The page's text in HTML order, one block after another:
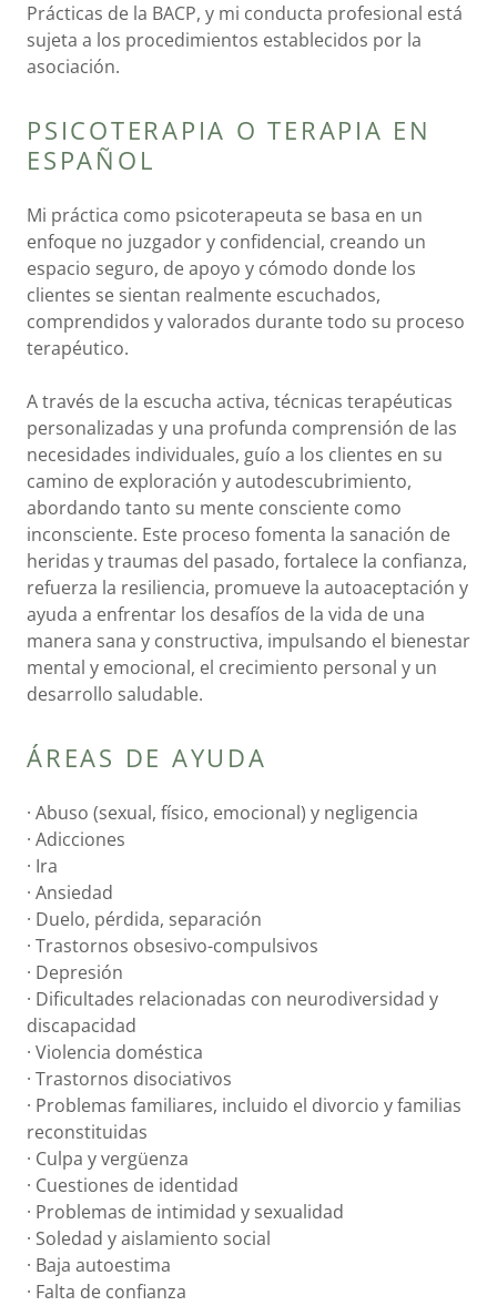
Prácticas de la BACP, y mi conducta profesional está
sujeta a los procedimientos establecidos por la
asociación.
PSICOTERAPIA O TERAPIA EN
ESPAÑOL
Mi práctica como psicoterapeuta se basa en un
enfoque no juzgador y confidencial, creando un
espacio seguro, de apoyo y cómodo donde los
clientes se sientan realmente escuchados,
comprendidos y valorados durante todo su proceso
terapéutico.
A través de la escucha activa, técnicas terapéuticas
personalizadas y una profunda comprensión de las
necesidades individuales, guío a los clientes en su
camino de exploración y autodescubrimiento,
abordando tanto su mente consciente como
inconsciente. Este proceso fomenta la sanación de
heridas y traumas del pasado, fortalece la confianza,
refuerza la resiliencia, promueve la autoaceptación y
ayuda a enfrentar los desafíos de la vida de una
manera sana y constructiva, impulsando el bienestar
mental y emocional, el crecimiento personal y un
desarrollo saludable.
ÁREAS DE AYUDA
· Abuso (sexual, físico, emocional) y negligencia
· Adicciones
· Ira
· Ansiedad
· Duelo, pérdida, separación
· Trastornos obsesivo-compulsivos
· Depresión
· Dificultades relacionadas con neurodiversidad y
discapacidad
· Violencia doméstica
· Trastornos disociativos
· Problemas familiares, incluido el divorcio y familias
reconstituidas
· Culpa y vergüenza
· Cuestiones de identidad
· Problemas de intimidad y sexualidad
· Soledad y aislamiento social
· Baja autoestima
· Falta de confianza